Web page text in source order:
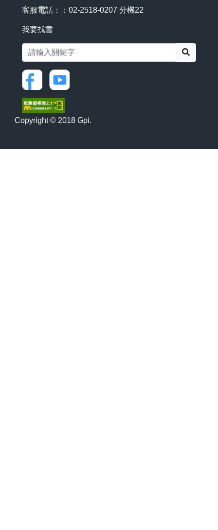
客服電話：：02-2518-0207 分機22
我要找書
Copyright © 2018 Gpi.